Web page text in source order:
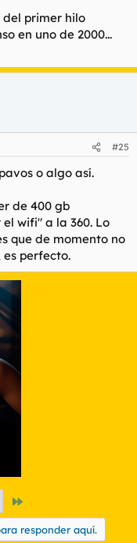
del primer hilo
en uno de 2000...
#25
o algo así.
de 400 gb
wifi" a la 360. Lo
que de momento no
es perfecto.
responder aquí.